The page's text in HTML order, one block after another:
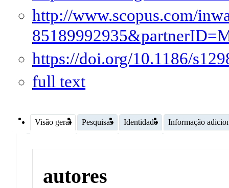
http://www.scopus.com/
https://doi.org/10.1186/
full text
Visão geral Pesquisas Identidade Informação
autores